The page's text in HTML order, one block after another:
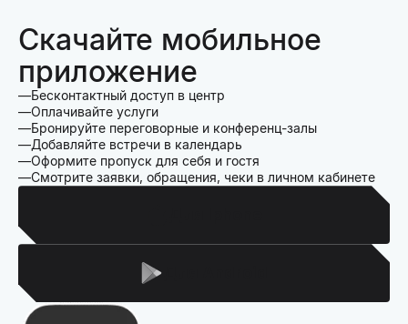
Скачайте мобильное
приложение
Бесконтактный доступ в центр
Оплачивайте услуги
Бронируйте переговорные и конференц-залы
Добавляйте встречи в календарь
Оформите пропуск для себя и гостя
Смотрите заявки, обращения, чеки в личном кабинете